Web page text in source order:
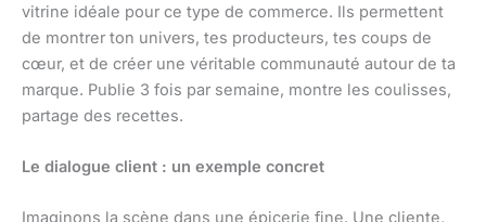
vitrine idéale pour ce type de commerce. Ils permettent
de montrer ton univers, tes producteurs, tes coups de
cœur, et de créer une véritable communauté autour de ta
marque. Publie 3 fois par semaine, montre les coulisses,
partage des recettes.
Le dialogue client : un exemple concret
Imaginons la scène dans une épicerie fine. Une cliente,